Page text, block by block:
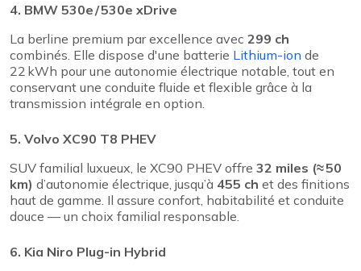
4. BMW 530e / 530e xDrive
La berline premium par excellence avec 299 ch
combinés. Elle dispose d'une batterie Lithium-ion de
22 kWh pour une autonomie électrique notable, tout en
conservant une conduite fluide et flexible grâce à la
transmission intégrale en option.
5. Volvo XC90 T8 PHEV
SUV familial luxueux, le XC90 PHEV offre 32 miles (≈ 50
km) d’autonomie électrique, jusqu’à 455 ch et des finitions
haut de gamme. Il assure confort, habitabilité et conduite
douce — un choix familial responsable.
6. Kia Niro Plug-in Hybrid